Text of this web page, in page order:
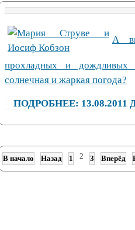
А
прохладных и дождливых
солнечная и жаркая погода?
ПОДРОБНЕЕ:
В начало Назад 1 2 3 Вперёд